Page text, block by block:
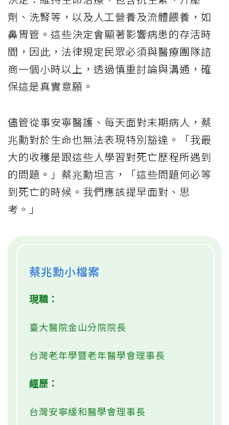
劑、洗腎等，以及人工營養及流體餵養，如
鼻胃管。這些決定會顯著影響病患的存活時
間，因此，法律規定民眾必須與醫療團隊諮
商一個小時以上，透過慎重討論與溝通，確
保這是真實意願。
儘管從事安寧醫護、每天面對末期病人，蔡
兆勳對於生命也無法表現特別豁達。「我最
大的收穫是跟這些人學習對死亡歷程所遇到
的問題。」蔡兆勳坦言，「這些問題何必等
到死亡的時候。我們應該提早面對、思
考。」
蔡兆勳小檔案
現職：
臺大醫院金山分院院長
台灣老年學暨老年醫學會理事長
經歷：
台灣安寧緩和醫學會理事長